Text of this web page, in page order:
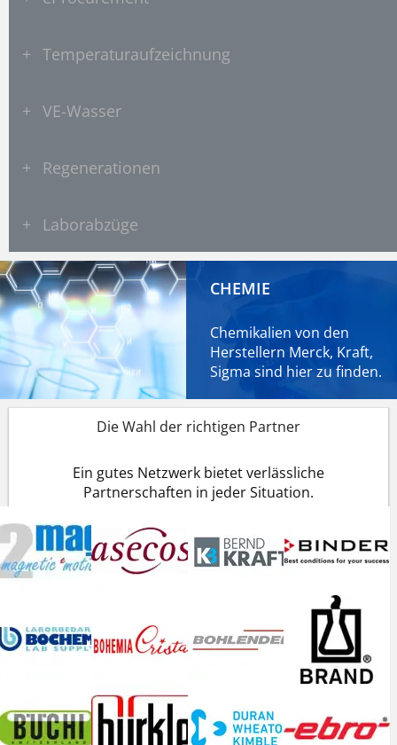
+ Temperaturaufzeichnung
+ VE-Wasser
+ Regenerationen
+ Laborabzüge
CHEMIE
Chemikalien von den
Herstellern Merck, Kraft,
Sigma sind hierzu finden.
Die Wahl der richtigen Partner
Ein gutes Netzwerk bietet verlässliche
Partnerschaften in jeder Situation.